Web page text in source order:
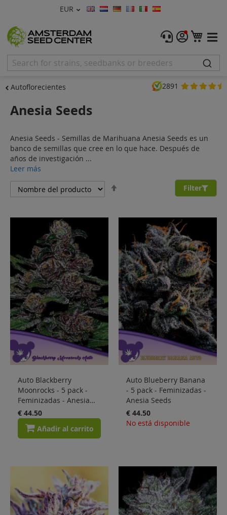
Moneda
EUR Lenguaje
Semillas de Marihuana
Feminizadas
CBD Shop
Vapor Shop
Accessorios
Blog
Mi
Autoflorecientes 2891
Anesia Seeds
Anesia Seeds - Semillas de Marihuana Anesia Seeds es un
banco de semillas que cree en lo que hace. Después de
años de investigación ...
Leer más
Filter
Auto Blackberry
Moonrocks - 5 pack -
Feminizadas - Anesia
Seeds
€ 44.50
Añadir al carrito
Auto Blueberry Banana
- 5 pack - Feminizadas -
Anesia Seeds
€ 44.50
No está disponible